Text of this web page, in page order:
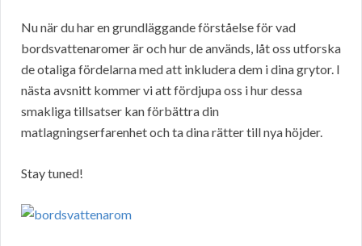
Nu när du har en grundläggande förståelse för vad
bordsvattenaromer är och hur de används, låt oss utforska
de otaliga fördelarna med att inkludera dem i dina grytor. I
nästa avsnitt kommer vi att fördjupa oss i hur dessa
smakliga tillsatser kan förbättra din
matlagningserfarenhet och ta dina rätter till nya höjder.
Stay tuned!